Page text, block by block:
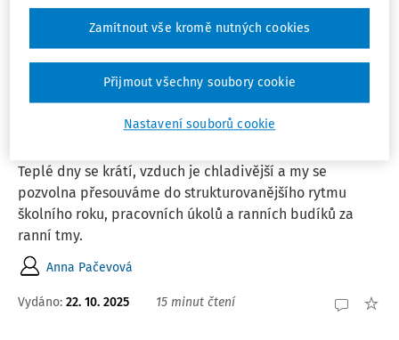
Mgr. Miroslava Strakatá
ČLÁNKY
Až se podzim zeptá
Teplé dny se krátí, vzduch je chladivější a my se
pozvolna přesouváme do strukturovanějšího rytmu
školního roku, pracovních úkolů a ranních budíků za
ranní tmy.
Anna Pačevová
Vydáno: 22. 10. 2025 15 minut čtení
Nastavení souborů cookie
Zamítnout vše kromě nutných cookies
Přijmout všechny soubory cookie